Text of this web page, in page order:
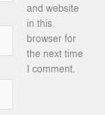
and website
in this
browser for
the next time
I comment.